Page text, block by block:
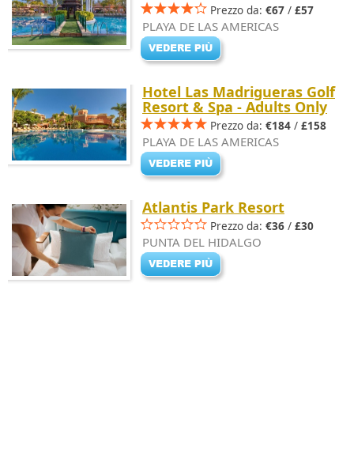
Prezzo da: €67 / £57
PLAYA DE LAS AMERICAS
Hotel Las Madrigueras Golf
Resort & Spa - Adults Only
Prezzo da: €184 / £158
PLAYA DE LAS AMERICAS
Atlantis Park Resort
Prezzo da: €36 / £30
PUNTA DEL HIDALGO